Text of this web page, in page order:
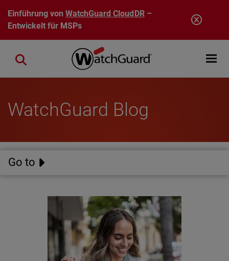
Direkt zum Inhalt
Einführung vonWatchGuard CloudDR–
Entwickelt für MSPs
Open
Close search
WatchGuard Blog
Go to